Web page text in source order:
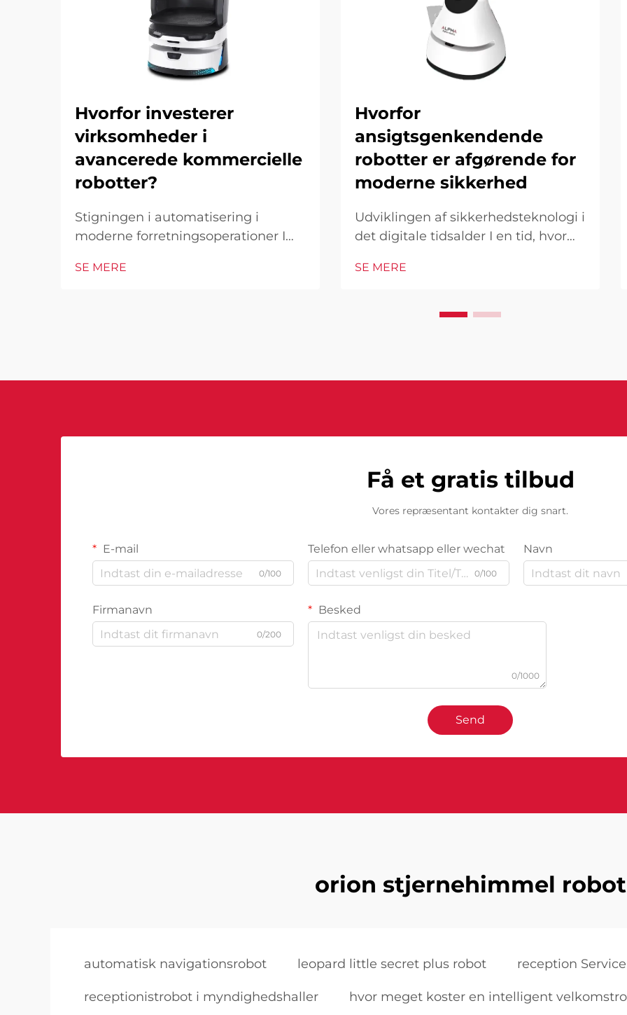
Hvorfor investerer
virksomheder i
avancerede kommercielle
robotter?
Stigningen i automatisering i
moderne forretningsoperationer I
forretningsmiljø i dag er
SE MERE
Hvorfor
ansigtsgenkendende
robotter er afgørende for
moderne sikkerhed
Udviklingen af sikkerhedsteknologi i
det digitale tidsalder I en tid, hvor
bliver mere sofistikerede, er
som en gennembrudsløsning, der
SE MERE
Få et gratis tilbud
Vores repræsentant kontakter dig snart.
E-mail
0/100
Telefon eller whatsapp eller wechat
0/100
Navn
Firmanavn
0/200
Besked
0/1000
Send
orion stjernehimmel robot
automatisk navigationsrobot leopard little secret plus robot reception
receptionistrobot i myndighedshaller hvor meget koster en intelligent